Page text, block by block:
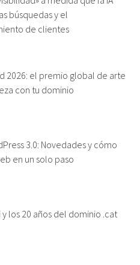
búsquedas y el
de clientes
2026: el premio global de arte
con tu dominio
3.0: Novedades y cómo
en un solo paso
los 20 años del dominio .cat